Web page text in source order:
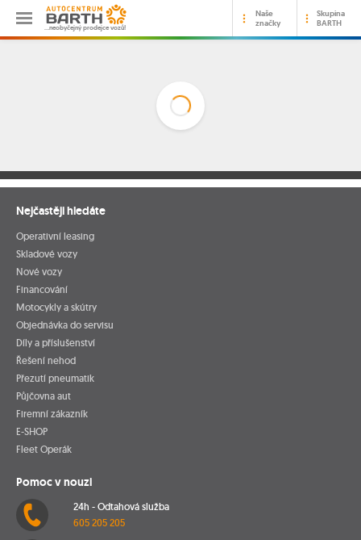
…neobyčejný prodejce vozů!
Naše
značky
Skupina
BARTH
Nejčastěji hledáte
Operativní leasing
Skladové vozy
Nové vozy
Financování
Motocykly a skútry
Objednávka do servisu
Díly a příslušenství
Řešení nehod
Přezutí pneumatik
Půjčovna aut
Firemní zákazník
E-SHOP
Fleet Operák
Pomoc v nouzi
24h - Odtahová služba
605 205 205